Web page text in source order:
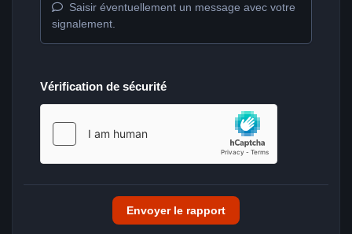
Saisir éventuellement un message avec votre
signalement.
Vérification de sécurité
Envoyer le rapport